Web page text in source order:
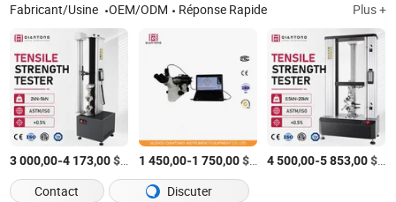
Fabricant/Usine OEM/ODM Réponse Rapide Plus +
3 000,00-4 173,00$US /Pièce
1 450,00-1 750,00$US /Pièce
4 500,00-5 853,00$US
Contact
Discuter